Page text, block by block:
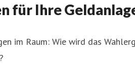
für Ihre
im Raum: Wie wird das